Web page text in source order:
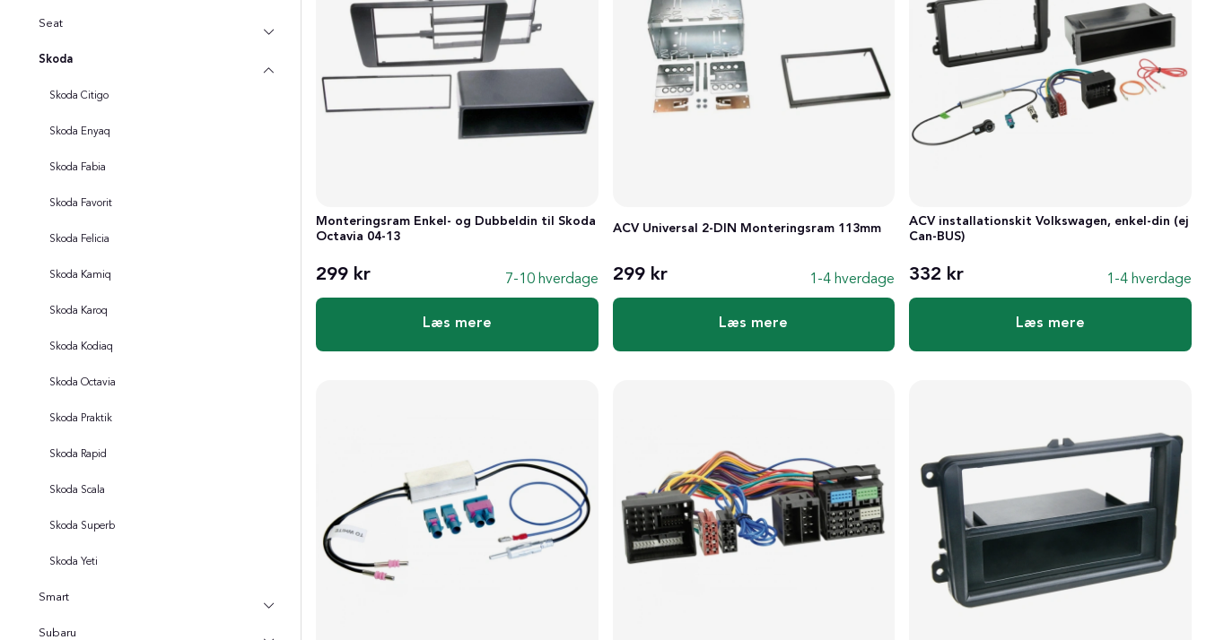
Seat
Skoda
Skoda Citigo
Skoda Enyaq
Skoda Fabia
Skoda Favorit
Skoda Felicia
Skoda Kamiq
Skoda Karoq
Skoda Kodiaq
Skoda Octavia
Skoda Praktik
Skoda Rapid
Skoda Scala
Skoda Superb
Skoda Yeti
Smart
Subaru
Monteringsram Enkel- og Dubbeldin til Skoda
Octavia 04-13
299 kr 7-10 hverdage
Læs mere
ACV Universal 2-DIN Monteringsram 113mm
299 kr 1-4 hverdage
Læs mere
ACV installationskit Volkswagen, enkel-din (ej
Can-BUS)
332 kr 1-4 hverdage
Læs mere